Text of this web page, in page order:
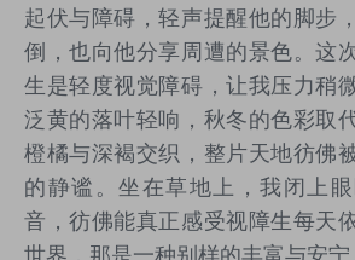
起伏与障碍，轻声提醒他的脚步
倒，也向他分享周遭的景色。这
生是轻度视觉障碍，让我压力稍
泛黄的落叶轻响，秋冬的色彩取
橙橘与深褐交织，整片天地彷佛
的静谧。坐在草地上，我闭上
音，彷佛能真正感受视障生每天